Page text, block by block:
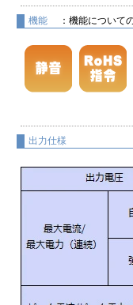
機能 ：機能について
出力仕様